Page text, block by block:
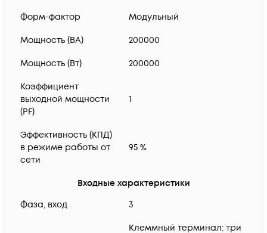
Форм-фактор Модульный
Мощность (ВА) 200000
Мощность (Вт) 200000
Коэффициент
выходной мощности
(PF)
1
Эффективность (КПД)
в режиме работы от
сети
95 %
Входные характеристики
Фаза, вход
3
Клеммный терминал: три